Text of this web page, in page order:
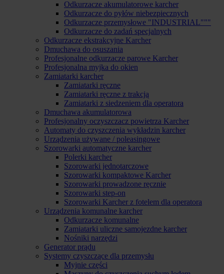
Odkurzacze akumulatorowe karcher
Odkurzacze do pyłów niebezpiecznych
Odkurzacze przemysłowe "INDUSTRIAL"""
Odkurzacze do zadań specjalnych
Odkurzacze ekstrakcyjne Karcher
Dmuchawa do osuszania
Profesjonalne odkurzacze parowe Karcher
Profesjonalna myjka do okien
Zamiatarki karcher
Zamiatarki ręczne
Zamiatarki ręczne z trakcją
Zamiatarki z siedzeniem dla operatora
Dmuchawa akumulatorowa
Profesjonalny oczyszczacz powietrza Karcher
Automaty do czyszczenia wykładzin karcher
Urządzenia używane / poleasingowe
Szorowarki automatyczne karcher
Polerki karcher
Szorowarki jednotarczowe
Szorowarki kompaktowe Karcher
Szorowarki prowadzone ręcznie
Szorowarki step-on
Szorowarki Karcher z fotelem dla operatora
Urządzenia komunalne karcher
Odkurzacze komunalne
Zamiatarki uliczne samojezdne karcher
Nośniki narzędzi
Generator prądu
Systemy czyszczące dla przemysłu
Myjnie części